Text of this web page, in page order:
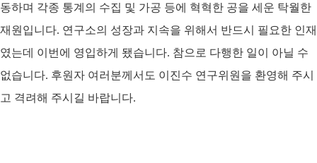
동하며 각종 통계의 수집 및 가공 등에 혁혁한 공을 세운 탁월한
재원입니다. 연구소의 성장과 지속을 위해서 반드시 필요한 인재
였는데 이번에 영입하게 됐습니다. 참으로 다행한 일이 아닐 수
없습니다. 후원자 여러분께서도 이진수 연구위원을 환영해 주시
고 격려해 주시길 바랍니다.